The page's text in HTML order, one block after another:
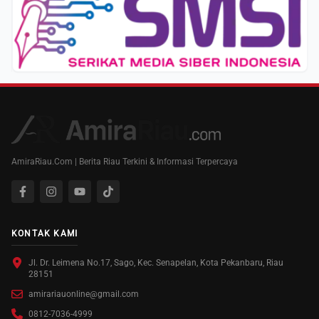
AmiraRiau.Com | Berita Riau Terkini & Informasi Terpercaya
KONTAK KAMI
Jl. Dr. Leimena No.17, Sago, Kec. Senapelan, Kota Pekanbaru, Riau
28151
amirariauonline@gmail.com
0812-7036-4999